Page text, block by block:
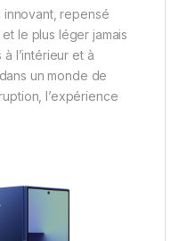
repensé
le plus léger jamais
l’intérieur et à
un monde de
l’expérience